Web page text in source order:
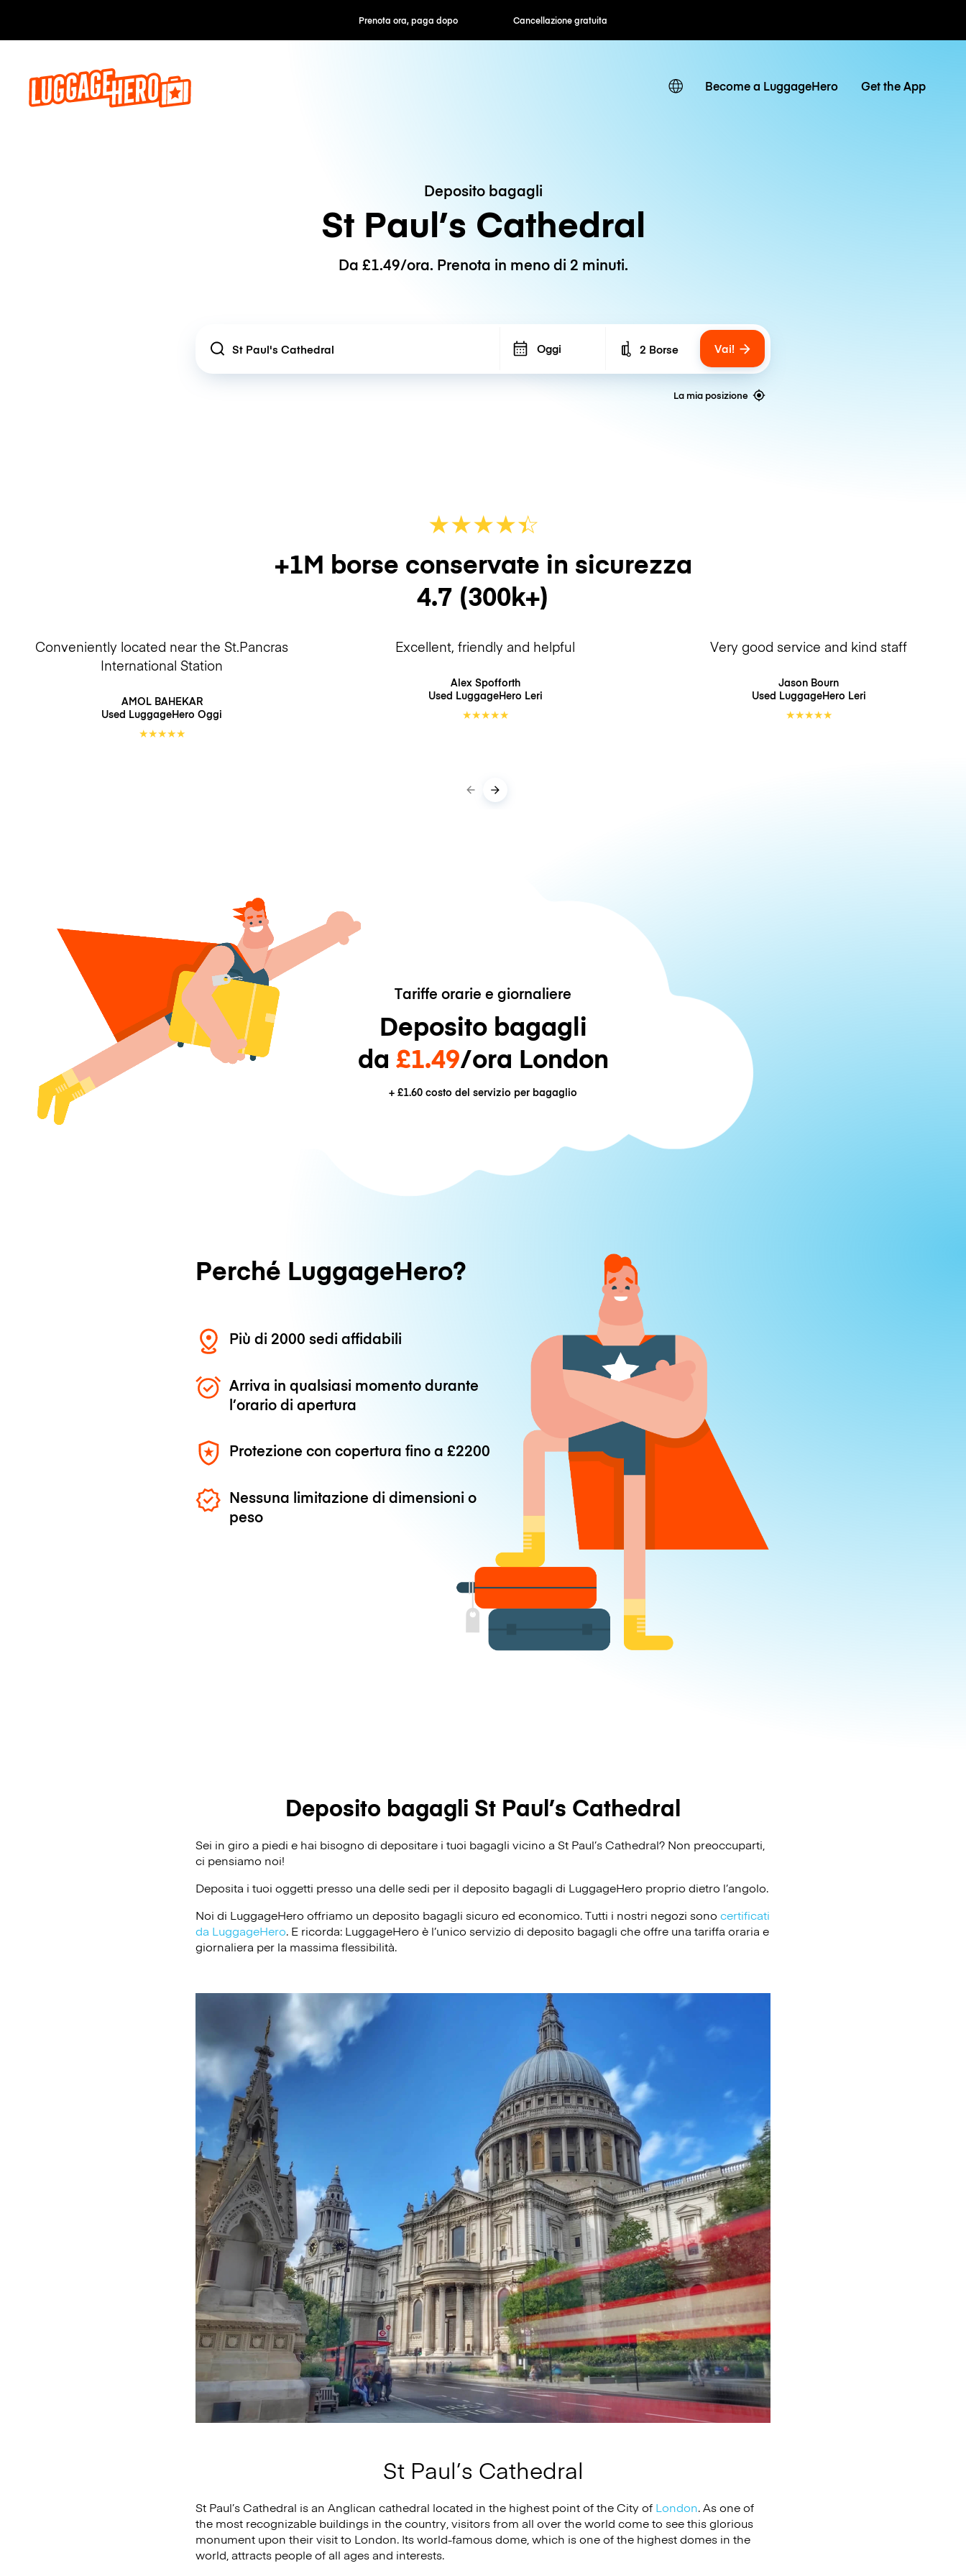
Prenota ora, paga dopo Cancellazione gratuita Tariffe orarie / giornaliere
Become a LuggageHero Get the App
Deposito bagagli
St Paul’s Cathedral
Da £1.49/ora. Prenota in meno di 2 minuti.
Location Oggi Number of bags
2 Borse Vai!
La mia posizione
★★★★☆
★
+1M borse conservate in sicurezza
4.7 (300k+)
Conveniently located near the St.Pancras
International Station
AMOL BAHEKAR
Used LuggageHero Oggi
★★★★★
Excellent, friendly and helpful
Alex Spofforth
Used LuggageHero Leri
★★★★★
Very good service and kind staff
Jason Bourn
Used LuggageHero Leri
★★★★★
Tariffe orarie e giornaliere
Deposito bagagli
da £1.49/ora London
+ £1.60 costo del servizio per bagaglio
Perché LuggageHero?
Più di 2000 sedi affidabili
Arriva in qualsiasi momento durante
l’orario di apertura
Protezione con copertura fino a£2200
Nessuna limitazione di dimensioni o
peso
Deposito bagagli St Paul’s Cathedral
Sei in giro a piedi e hai bisogno di depositare i tuoi bagagli vicino a St Paul’s Cathedral? Non preoccuparti,
ci pensiamo noi!
Deposita i tuoi oggetti presso una delle sedi per il deposito bagagli di LuggageHero proprio dietro l’angolo.
Noi di LuggageHero offriamo un deposito bagagli sicuro ed economico. Tutti i nostri negozi sono certificati
da LuggageHero. E ricorda: LuggageHero è l’unico servizio di deposito bagagli che offre una tariffa oraria e
giornaliera per la massima flessibilità.
St Paul’s Cathedral
St Paul’s Cathedral is an Anglican cathedral located in the highest point of the City of London. As one of
the most recognizable buildings in the country, visitors from all over the world come to see this glorious
monument upon their visit to London. Its world-famous dome, which is one of the highest domes in the
world, attracts people of all ages and interests.